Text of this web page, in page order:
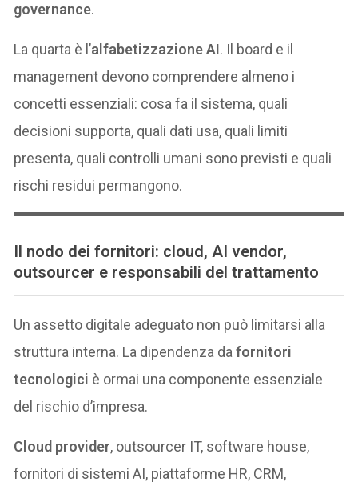
governance.
La quarta è l’alfabetizzazione AI. Il board e il
management devono comprendere almeno i
concetti essenziali: cosa fa il sistema, quali
decisioni supporta, quali dati usa, quali limiti
presenta, quali controlli umani sono previsti e quali
rischi residui permangono.
Il nodo dei fornitori: cloud, AI vendor,
outsourcer e responsabili del trattamento
Un assetto digitale adeguato non può limitarsi alla
struttura interna. La dipendenza dafornitori
tecnologici è ormai una componente essenziale
del rischio d’impresa.
Cloud provider, outsourcer IT, software house,
fornitori di sistemi AI, piattaforme HR, CRM,